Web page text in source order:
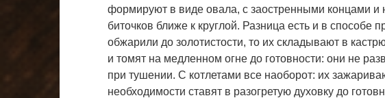
формируют в виде овала, с заостренными концами
биточков ближе к круглой. Разница есть и в способе
обжарили до золотистости, то их складывают в
и томят на медленном огне до готовности: они не
при тушении. С котлетами все наоборот: их
необходимости ставят в разогретую духовку до